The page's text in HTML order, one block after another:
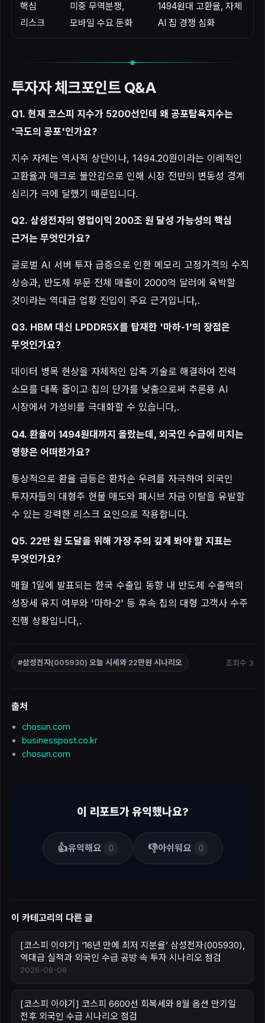
핵심
리스크
미중 무역분쟁,
모바일 수요 둔화
1494원대 고환율, 자체
AI 칩 경쟁 심화
투자자 체크포인트 Q&A
Q1. 현재 코스피 지수가 5200선인데 왜 공포탐욕지수는
'극도의 공포'인가요?
지수 자체는 역사적 상단이나, 1494.20원이라는 이례적인
고환율과 매크로 불안감으로 인해 시장 전반의 변동성 경계
심리가 극에 달했기 때문입니다.
Q2. 삼성전자의 영업이익 200조 원 달성 가능성의 핵심
근거는 무엇인가요?
글로벌 AI 서버 투자 급증으로 인한 메모리 고정가격의 수직
상승과, 반도체 부문 전체 매출이 2000억 달러에 육박할
것이라는 역대급 업황 진입이 주요 근거입니다,.
Q3. HBM 대신 LPDDR5X를 탑재한 '마하-1'의 장점은
무엇인가요?
데이터 병목 현상을 자체적인 압축 기술로 해결하여 전력
소모를 대폭 줄이고 칩의 단가를 낮춤으로써 추론용 AI
시장에서 가성비를 극대화할 수 있습니다,.
Q4. 환율이 1494원대까지 올랐는데, 외국인 수급에 미치는
영향은 어떠한가요?
통상적으로 환율 급등은 환차손 우려를 자극하여 외국인
투자자들의 대형주 현물 매도와 패시브 자금 이탈을 유발할
수 있는 강력한 리스크 요인으로 작용합니다.
Q5. 22만 원 도달을 위해 가장 주의 깊게 봐야 할 지표는
무엇인가요?
매월 1일에 발표되는 한국 수출입 동향 내 반도체 수출액의
성장세 유지 여부와 '마하-2' 등 후속 칩의 대형 고객사 수주
진행 상황입니다,.
#삼성전자(005930) 오늘 시세와 22만원 시나리오 조회수 3
출처
chosun.com
businesspost.co.kr
chosun.com
이 리포트가 유익했나요?
👍유익해요 0 👎아쉬워요 0
이 카테고리의 다른 글
[코스피 이야기] ‘16년 만에 최저 지분율’ 삼성전자(005930),
역대급 실적과 외국인 수급 공방 속 투자 시나리오 점검
2026-08-06
[코스피 이야기] 코스피 6600선 회복세와 8월 옵션 만기일
전후 외국인 수급 시나리오 점검